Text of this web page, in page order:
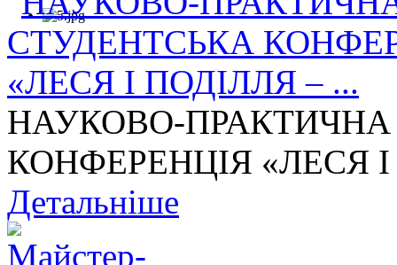
НАУКОВО-
КОНФЕРЕНЦІЯ «ЛЕСЯ І
Детальніше